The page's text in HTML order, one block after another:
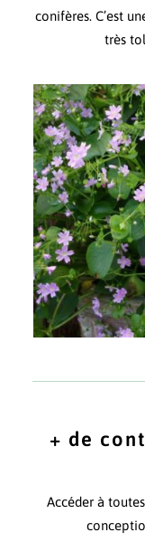
conifères. C’est
très
+ de
Accéder à